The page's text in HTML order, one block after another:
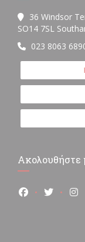
36 Windsor
SO14 7SL
023 8063
Ακολουθήστε
Facebook
Twitter